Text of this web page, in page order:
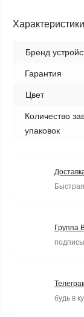
Бренд
Гарантия
Цвет
Количество
упаковок
Группа
будь в